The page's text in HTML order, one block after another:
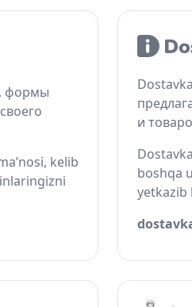
формы
kelib
и
boshqa
yetkazib